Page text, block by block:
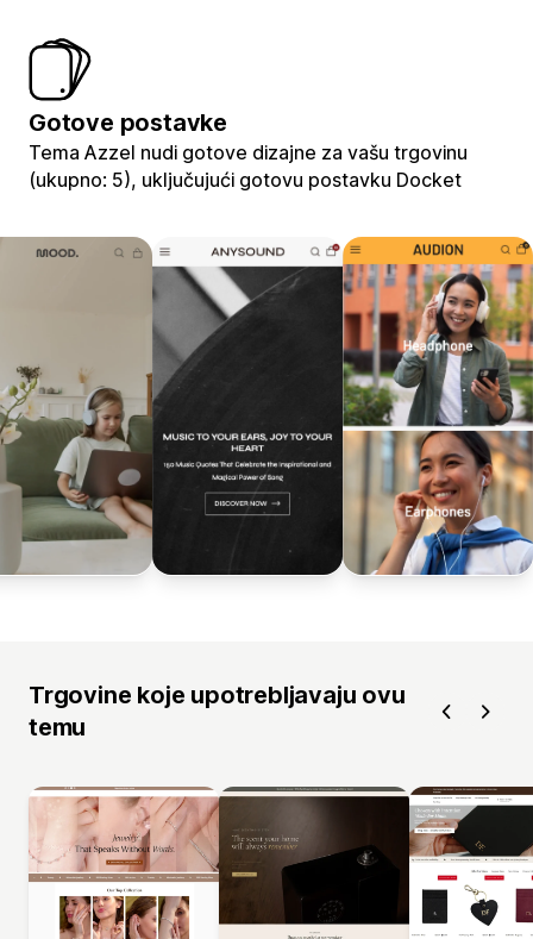
Gotove postavke
Tema Azzel nudi gotove dizajne za vašu trgovinu
(ukupno: 5), uključujući gotovu postavku Docket
Trgovine koje upotrebljavaju ovu
temu